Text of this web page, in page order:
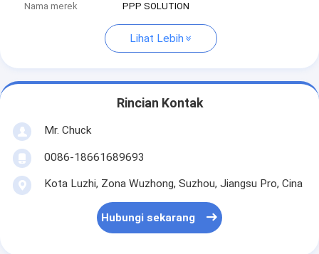
Nama merek
PPP SOLUTION
Lihat Lebih
Rincian Kontak
Mr. Chuck
0086-18661689693
Kota Luzhi, Zona Wuzhong, Suzhou, Jiangsu Pro, Cina
Hubungi sekarang